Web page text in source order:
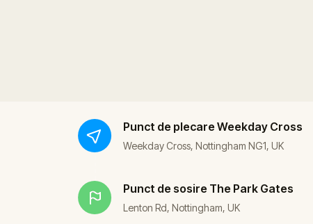
Punct de plecare Weekday Cross
Weekday Cross, Nottingham NG1, UK
Punct de sosire The Park Gates
Lenton Rd, Nottingham, UK